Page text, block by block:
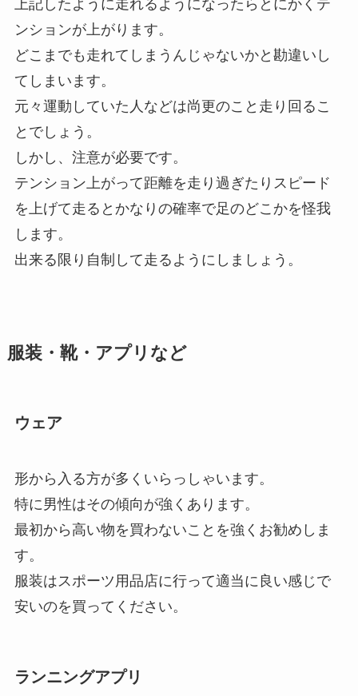
上記したように走れるようになったらとにかくテ
ンションが上がります。
どこまでも走れてしまうんじゃないかと勘違いし
てしまいます。
元々運動していた人などは尚更のこと走り回るこ
とでしょう。
しかし、注意が必要です。
テンション上がって距離を走り過ぎたりスピード
を上げて走るとかなりの確率で足のどこかを怪我
します。
出来る限り自制して走るようにしましょう。
服装・靴・アプリなど
ウェア
形から入る方が多くいらっしゃいます。
特に男性はその傾向が強くあります。
最初から高い物を買わないことを強くお勧めしま
す。
服装はスポーツ用品店に行って適当に良い感じで
安いのを買ってください。
ランニングアプリ